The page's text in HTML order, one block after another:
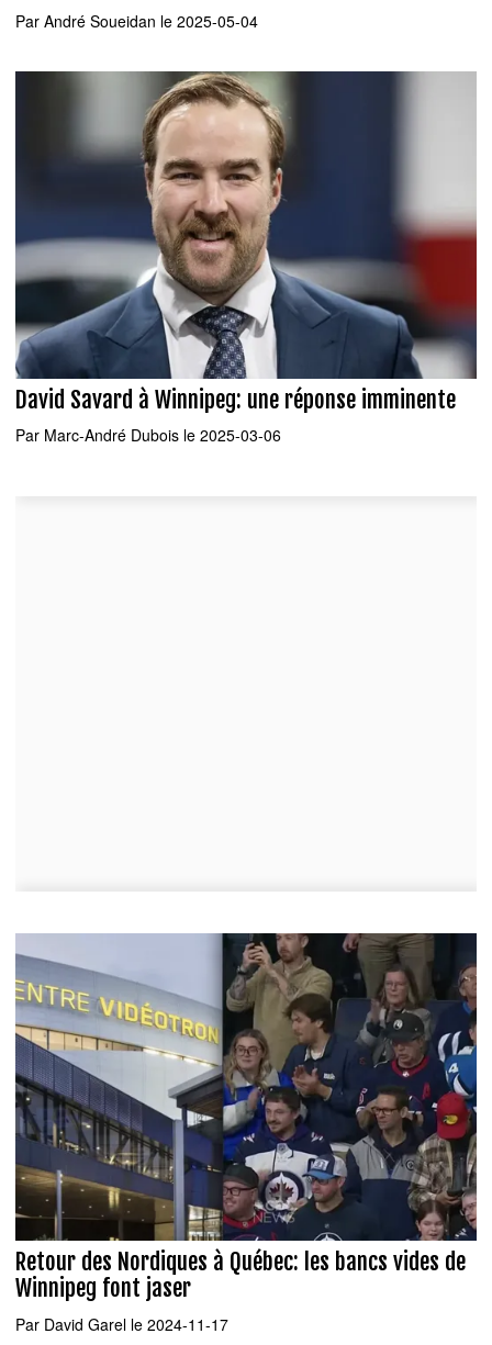
Par André Soueidan le 2025-05-04
David Savard à Winnipeg: une réponse imminente
Par Marc-André Dubois le 2025-03-06
Retour des Nordiques à Québec: les bancs vides de
Winnipeg font jaser
Par David Garel le 2024-11-17